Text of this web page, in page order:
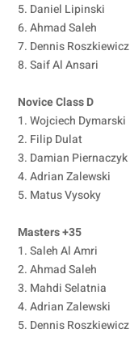
5. Daniel Lipinski
6. Ahmad Saleh
7. Dennis Roszkiewicz
8. Saif Al Ansari
Novice Class D
1. Wojciech Dymarski
2. Filip Dulat
3. Damian Piernaczyk
4. Adrian Zalewski
5. Matus Vysoky
Masters +35
1. Saleh Al Amri
2. Ahmad Saleh
3. Mahdi Selatnia
4. Adrian Zalewski
5. Dennis Roszkiewicz